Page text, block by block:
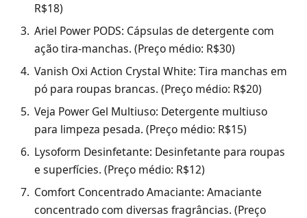
R$18)
Ariel Power PODS: Cápsulas de detergente com
ação tira-manchas. (Preço médio: R$30)
Vanish Oxi Action Crystal White: Tira manchas em
pó para roupas brancas. (Preço médio: R$20)
Veja Power Gel Multiuso: Detergente multiuso
para limpeza pesada. (Preço médio: R$15)
Lysoform Desinfetante: Desinfetante para roupas
e superfícies. (Preço médio: R$12)
Comfort Concentrado Amaciante: Amaciante
concentrado com diversas fragrâncias. (Preço